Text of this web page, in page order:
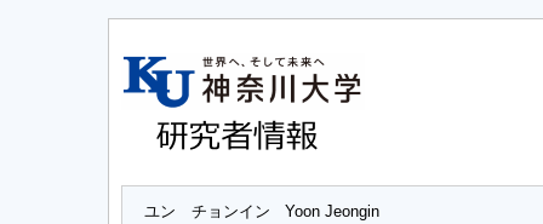
ユン チョンイン Yoon Jeongin